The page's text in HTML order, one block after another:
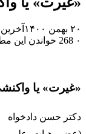
۲۰ بهمن ۱۴۰۰
آخرین
۰
خواندن این مطلب 2 دقیقه
«غیرت» یا
دکتر حسن دادخواه